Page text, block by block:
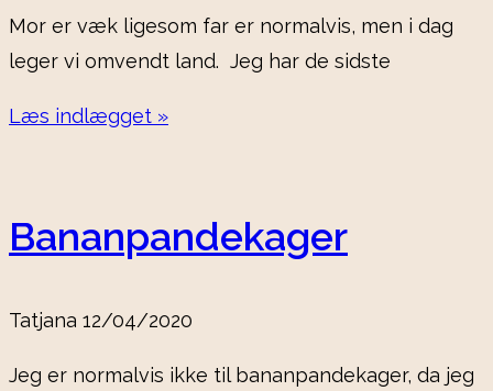
Mor er væk ligesom far er normalvis, men i dag
leger vi omvendt land. Jeg har de sidste
Læs indlægget »
Bananpandekager
Tatjana 12/04/2020
Jeg er normalvis ikke til bananpandekager, da jeg